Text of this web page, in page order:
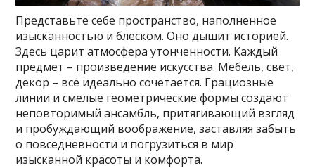
Представьте себе пространство, наполненное
изысканностью и блеском. Оно дышит историей.
Здесь царит атмосфера утонченности. Каждый
предмет – произведение искусства. Мебель, свет,
декор – всё идеально сочетается. Грациозные
линии и смелые геометрические формы создают
неповторимый ансамбль, притягивающий взгляд
и пробуждающий воображение, заставляя забыть
о повседневности и погрузиться в мир
изысканной красоты и комфорта.